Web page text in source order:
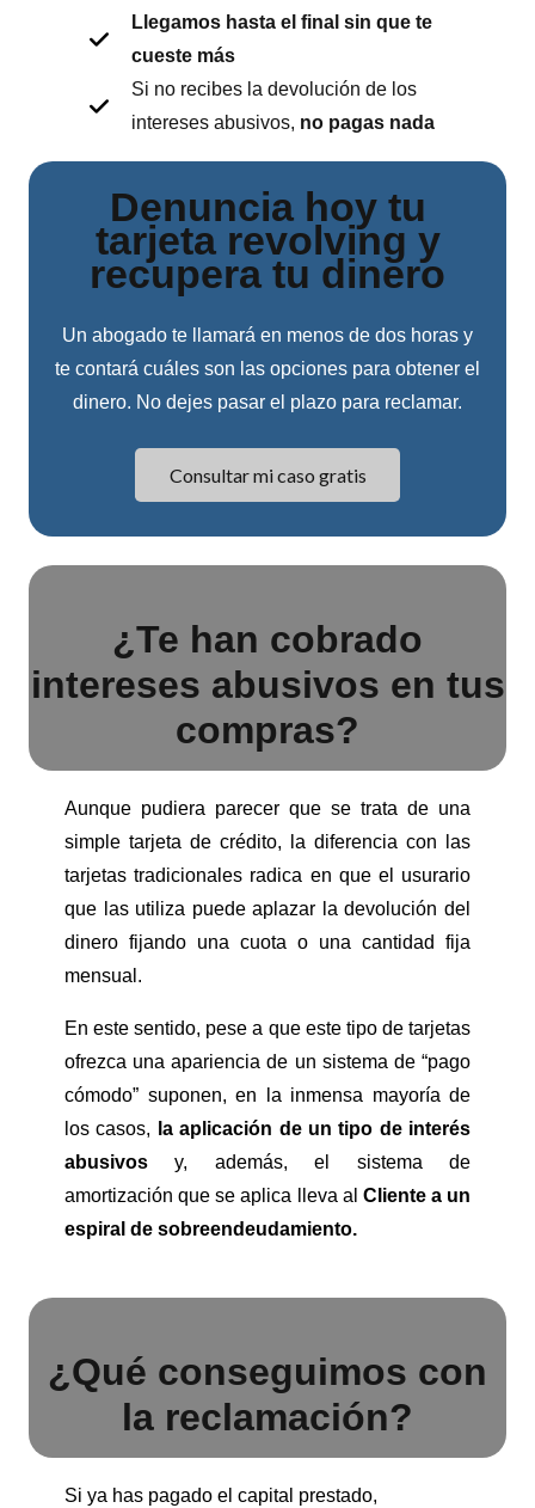
Llegamos hasta el final sin que te
cueste más
Si no recibes la devolución de los
intereses abusivos, no pagas nada
Denuncia hoy tu
tarjeta revolving y
recupera tu dinero
Un abogado te llamará en menos de dos horas y
te contará cuáles son las opciones para obtener el
dinero. No dejes pasar el plazo para reclamar.
Consultar mi caso gratis
¿Te han cobrado
intereses abusivos en tus
compras?
Aunque pudiera parecer que se trata de una
simple tarjeta de crédito, la diferencia con las
tarjetas tradicionales radica en que el usurario
que las utiliza puede aplazar la devolución del
dinero fijando una cuota o una cantidad fija
mensual.
En este sentido, pese a que este tipo de tarjetas
ofrezca una apariencia de un sistema de “pago
cómodo” suponen, en la inmensa mayoría de
los casos,
la aplicación de un tipo de interés
abusivos y, además, el sistema de
amortización que se aplica lleva al Cliente a un
espiral de sobreendeudamiento.
¿Qué conseguimos con
la reclamación?
Si ya has pagado el capital prestado,